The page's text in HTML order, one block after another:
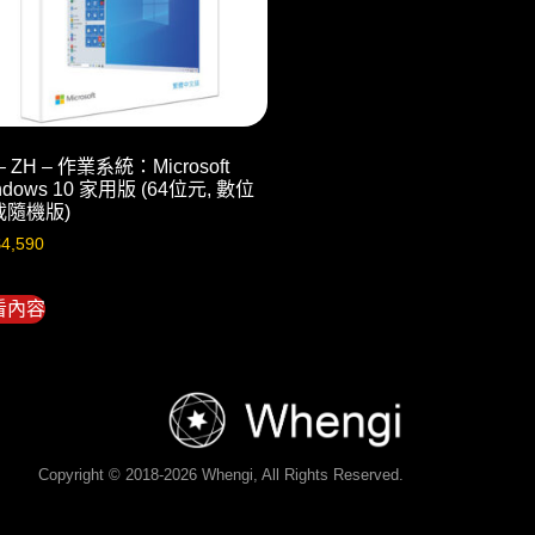
ZH – 作業系統：Microsoft
10 家用版 (64位元, 數位
隨機版)
4,590
內容
Copyright © 2018-2026 Whengi, All Rights Reserved.